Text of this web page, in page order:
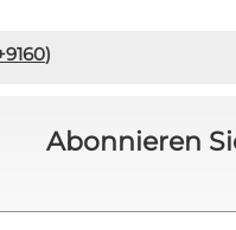
9160)
Abonnieren
Mit Ihrer Anmeldung erklären